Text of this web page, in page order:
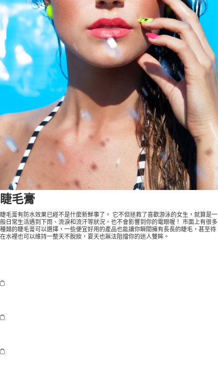
睫毛膏
睫毛膏有防水效果已經不是什麼新鮮事了。 它不但拯救了喜歡游泳的女生，就算是一
般日常生活遇到下雨、流淚和流汗等狀況，也不會影響到你的電眼喔！ 市面上有很多
種類的睫毛膏可以選擇，一些便宜好用的產品也能讓你瞬間擁有長長的睫毛，甚至待
在水裡也可以維持一整天不脫妝，夏天也無法阻擋你的迷人雙眸。